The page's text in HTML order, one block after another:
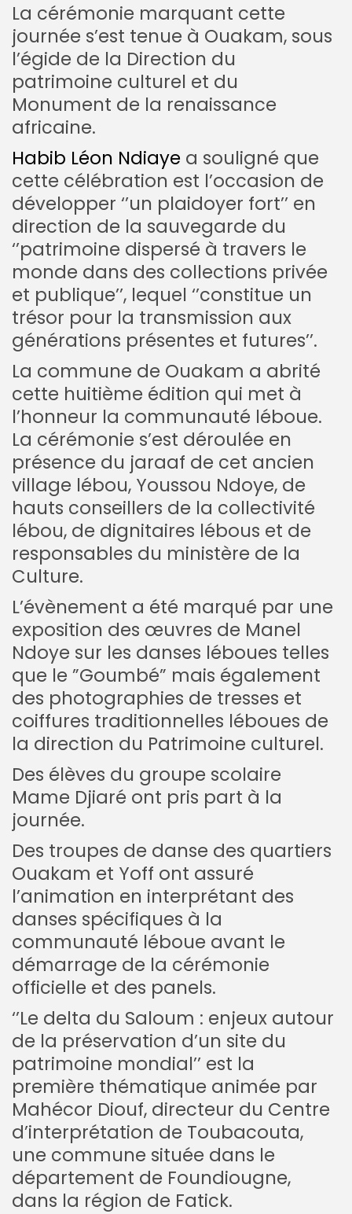
La cérémonie marquant cette
journée s’est tenue à Ouakam, sous
l’égide de la Direction du
patrimoine culturel et du
Monument de la renaissance
africaine.
Habib Léon Ndiaye a souligné que
cette célébration est l’occasion de
développer ‘’un plaidoyer fort’’ en
direction de la sauvegarde du
‘’patrimoine dispersé à travers le
monde dans des collections privée
et publique’’, lequel ‘’constitue un
trésor pour la transmission aux
générations présentes et futures’’.
La commune de Ouakam a abrité
cette huitième édition qui met à
l’honneur la communauté léboue.
La cérémonie s’est déroulée en
présence du jaraaf de cet ancien
village lébou, Youssou Ndoye, de
hauts conseillers de la collectivité
lébou, de dignitaires lébous et de
responsables du ministère de la
Culture.
L’évènement a été marqué par une
exposition des œuvres de Manel
Ndoye sur les danses léboues telles
que le ”Goumbé” mais également
des photographies de tresses et
coiffures traditionnelles léboues de
la direction du Patrimoine culturel.
Des élèves du groupe scolaire
Mame Djiaré ont pris part à la
journée.
Des troupes de danse des quartiers
Ouakam et Yoff ont assuré
l’animation en interprétant des
danses spécifiques à la
communauté léboue avant le
démarrage de la cérémonie
officielle et des panels.
‘’Le delta du Saloum : enjeux autour
de la préservation d’un site du
patrimoine mondial’’ est la
première thématique animée par
Mahécor Diouf, directeur du Centre
d’interprétation de Toubacouta,
une commune située dans le
département de Foundiougne,
dans la région de Fatick.